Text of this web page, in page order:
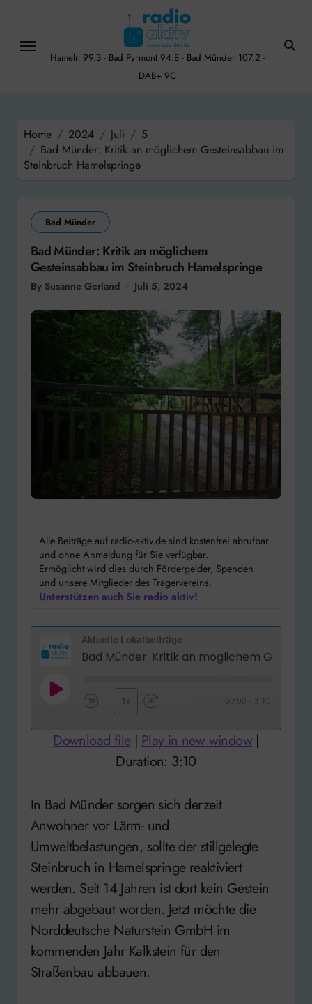
content
Hameln 99.3 - Bad Pyrmont 94.8 - Bad Münder 107.2 -
DAB+ 9C
Home 2024 Juli
5
Bad Münder: Kritik an möglichem Gesteinsabbau im
Steinbruch Hamelspringe
Bad Münder
Bad Münder: Kritik an möglichem
Gesteinsabbau im Steinbruch Hamelspringe
By Susanne Gerland Juli 5, 2024
Alle Beiträge auf radio-aktiv.de sind kostenfrei abrufbar
und ohne Anmeldung für Sie verfügbar.
Ermöglicht wird dies durch Fördergelder, Spenden
und unsere Mitglieder des Trägervereins.
Unterstützen auch Sie radio aktiv!
Aktuelle Lokalbeiträge
Play
10
Seconds
1x
Forward
3:10
Download file| Play in new window|
Duration: 3:10
In Bad Münder sorgen sich derzeit
Anwohner vor Lärm- und
Umweltbelastungen, sollte der stillgelegte
Steinbruch in Hamelspringe reaktiviert
werden. Seit 14 Jahren ist dort kein Gestein
mehr abgebaut worden. Jetzt möchte die
Norddeutsche Naturstein GmbH im
kommenden Jahr Kalkstein für den
Straßenbau abbauen.